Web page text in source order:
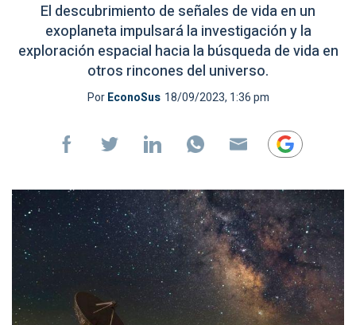
El descubrimiento de señales de vida en un
exoplaneta impulsará la investigación y la
exploración espacial hacia la búsqueda de vida en
otros rincones del universo.
PorEconoSus 18/09/2023, 1:36 pm